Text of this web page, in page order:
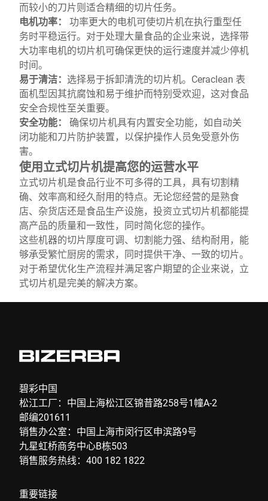
而较小的刀片则适合精细的切片任务。
电机功率： 功率更大的电机可使切片机在执行重型任
务时平稳运行。对于处理大量食品的企业来说，选择带
大功率电机的切片机可确保更快的运行速度并减少停机
时间。
易于清洁： 选择易于拆卸清洗的切片机。Ceraclean 表
面机型因其抗腐蚀和易于维护而特别受欢迎，这对食品
安全合规性至关重要。
安全功能： 确保切片机具有内置安全功能，如自动关
闭功能和刀片防护装置，以保护操作人员免受意外伤
害。
使用立式切片机提高您的运营水平
立式切片机是食品行业不可多得的工具，具有切割精
确、效率高和经久耐用的特点。无论您经营的是熟食
店、杂货店还是食品生产设施，投资立式切片机都能提
高产品的质量和一致性，同时简化您的操作。
这些机器的切片厚度可调、切割能力强、结构耐用，能
够承受繁忙厨房的需求，同时提供干净、一致的切片。
对于希望优化生产流程并满足客户期望的企业来说，立
式切片机是完美的解决方案。
碧彩中国
松江工厂：中国上海松江区锦昔路258号1幢A-2
邮编201611
销售办公室：中国上海市闵行区申滨路9号
九星虹桥商务中心B栋503
销售服务热线：400 182 1822
重要链接